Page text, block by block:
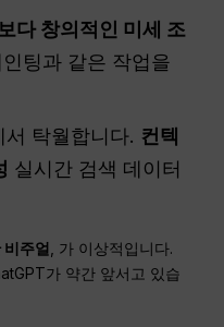
보다 창의적인 미세 조
팅과 같은 작업을
탁월합니다. 컨텍
실시간 검색 데이터
비주얼 , 가 이상적입니다.
가 약간 앞서고 있습